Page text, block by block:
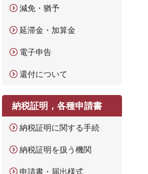
減免・猶予
延滞金・加算金
電子申告
還付について
納税証明，各種申請書
納税証明に関する手続
納税証明を扱う機関
申請書・届出様式